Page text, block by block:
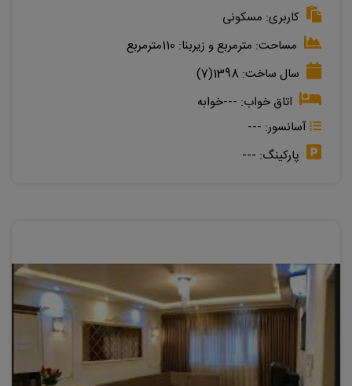
کاربری: مسکونی
مساحت: مترمربعو زیربنا: 110مترمربع
سال ساخت: 1398(7)
اتاق خواب: ---خوابه
آسانسور: ---
پارکینگ: ---